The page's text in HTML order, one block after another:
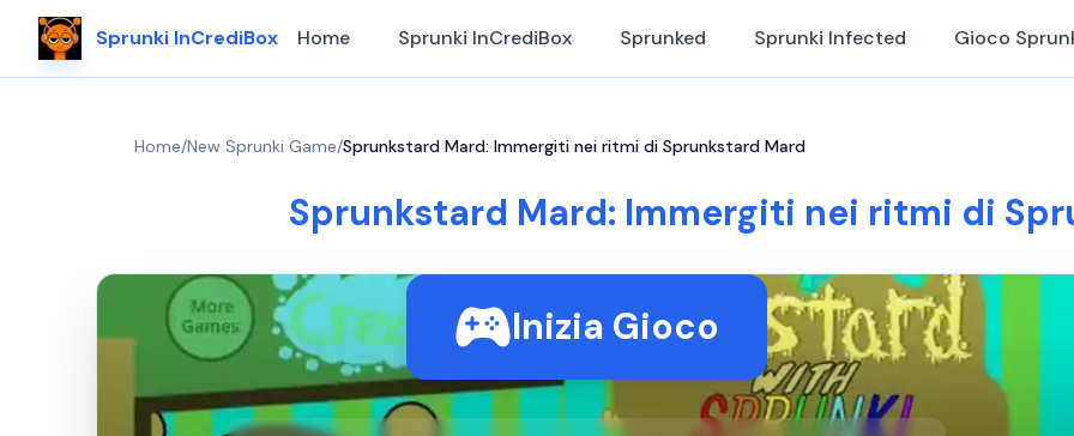
Sprunki InCrediBox Home Sprunki InCrediBox Sprunked Sprunki Infected Gioco
Home/New Sprunki Game/Sprunkstard Mard: Immergiti nei ritmi di Sprunkstard Mard
Sprunkstard Mard: Immergiti nei ritmi di
Inizia Gioco